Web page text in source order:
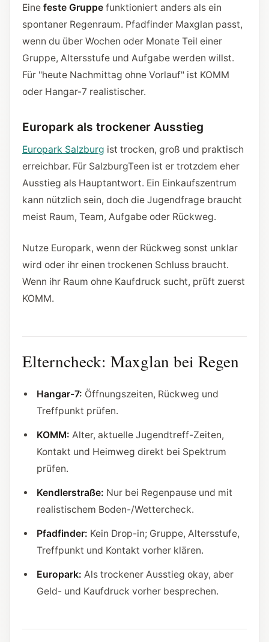
Eine feste Gruppe funktioniert anders als ein
spontaner Regenraum. Pfadfinder Maxglan passt,
wenn du über Wochen oder Monate Teil einer
Gruppe, Altersstufe und Aufgabe werden willst.
Für "heute Nachmittag ohne Vorlauf" ist KOMM
oder Hangar-7 realistischer.
Europark als trockener Ausstieg
Europark Salzburg ist trocken, groß und praktisch
erreichbar. Für SalzburgTeen ist er trotzdem eher
Ausstieg als Hauptantwort. Ein Einkaufszentrum
kann nützlich sein, doch die Jugendfrage braucht
meist Raum, Team, Aufgabe oder Rückweg.
Nutze Europark, wenn der Rückweg sonst unklar
wird oder ihr einen trockenen Schluss braucht.
Wenn ihr Raum ohne Kaufdruck sucht, prüft zuerst
KOMM.
Elterncheck: Maxglan bei Regen
Hangar-7: Öffnungszeiten, Rückweg und
Treffpunkt prüfen.
KOMM: Alter, aktuelle Jugendtreff-Zeiten,
Kontakt und Heimweg direkt bei Spektrum
prüfen.
Kendlerstraße: Nur bei Regenpause und mit
realistischem Boden-/Wettercheck.
Pfadfinder: Kein Drop-in; Gruppe, Altersstufe,
Treffpunkt und Kontakt vorher klären.
Europark: Als trockener Ausstieg okay, aber
Geld- und Kaufdruck vorher besprechen.